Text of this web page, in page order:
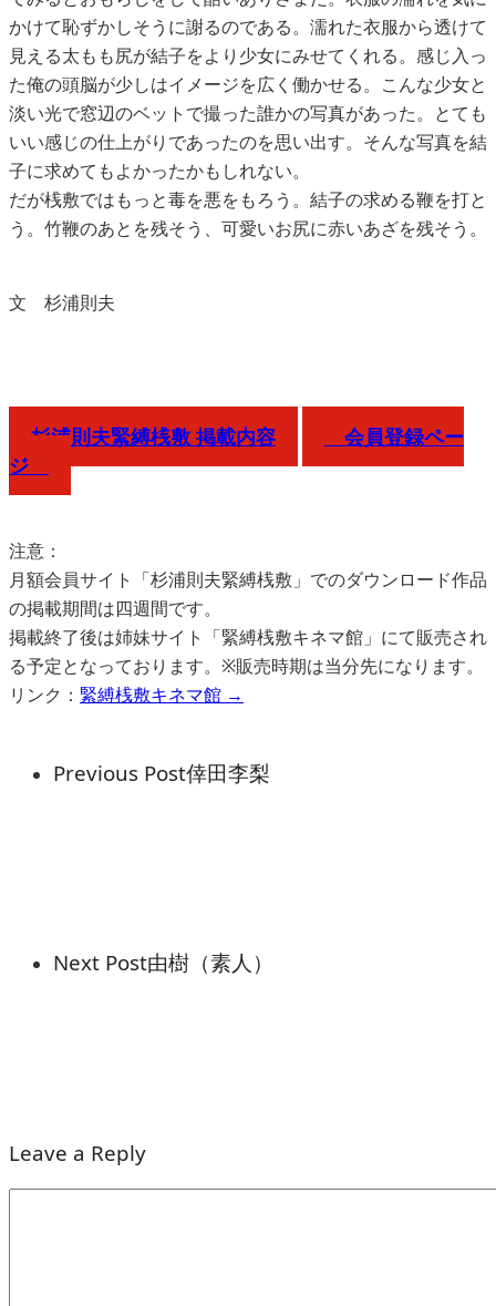
かけて恥ずかしそうに謝るのである。濡れた衣服から透けて
見える太もも尻が結子をより少女にみせてくれる。感じ入っ
た俺の頭脳が少しはイメージを広く働かせる。こんな少女と
淡い光で窓辺のベットで撮った誰かの写真があった。とても
いい感じの仕上がりであったのを思い出す。そんな写真を結
子に求めてもよかったかもしれない。
だが桟敷ではもっと毒を悪をもろう。結子の求める鞭を打と
う。竹鞭のあとを残そう、可愛いお尻に赤いあざを残そう。
文 杉浦則夫
杉浦則夫緊縛桟敷 掲載内容
会員登録ペー
ジ
注意：
月額会員サイト「杉浦則夫緊縛桟敷」でのダウンロード作品
の掲載期間は四週間です。
掲載終了後は姉妹サイト「緊縛桟敷キネマ館」にて販売され
る予定となっております。※販売時期は当分先になります。
リンク： 緊縛桟敷キネマ館 →
Previous Post倖田李梨
Next Post由樹（素人）
Leave a Reply